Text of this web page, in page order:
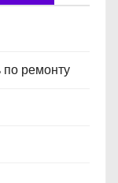
ремонту